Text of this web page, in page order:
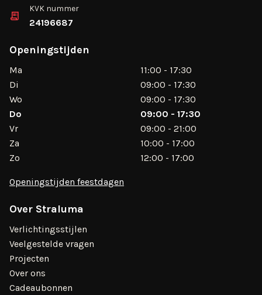
KVK nummer
24196687
Openingstijden
Ma
11:00 - 17:30
Di
09:00 - 17:30
Wo
09:00 - 17:30
Do
09:00 - 17:30
Vr
09:00 - 21:00
Za
10:00 - 17:00
Zo
12:00 - 17:00
Openingstijden feestdagen
Over Straluma
Verlichtingsstijlen
Veelgestelde vragen
Projecten
Over ons
Cadeaubonnen